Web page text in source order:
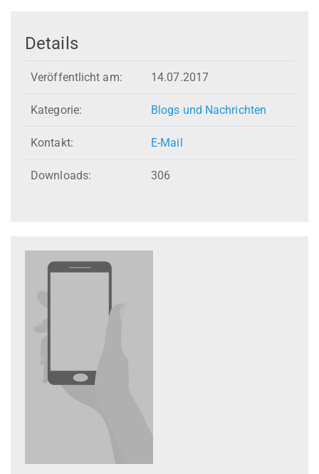
Details
Veröffentlicht am: 14.07.2017
Kategorie: Blogs und Nachrichten
Kontakt: E-Mail
Downloads: 306